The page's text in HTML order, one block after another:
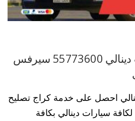
كراج تصليح سيارات دينالي 55773600 سيرفس
احصل على خدمة كراج تصليح
سيارات دينالي بكافة